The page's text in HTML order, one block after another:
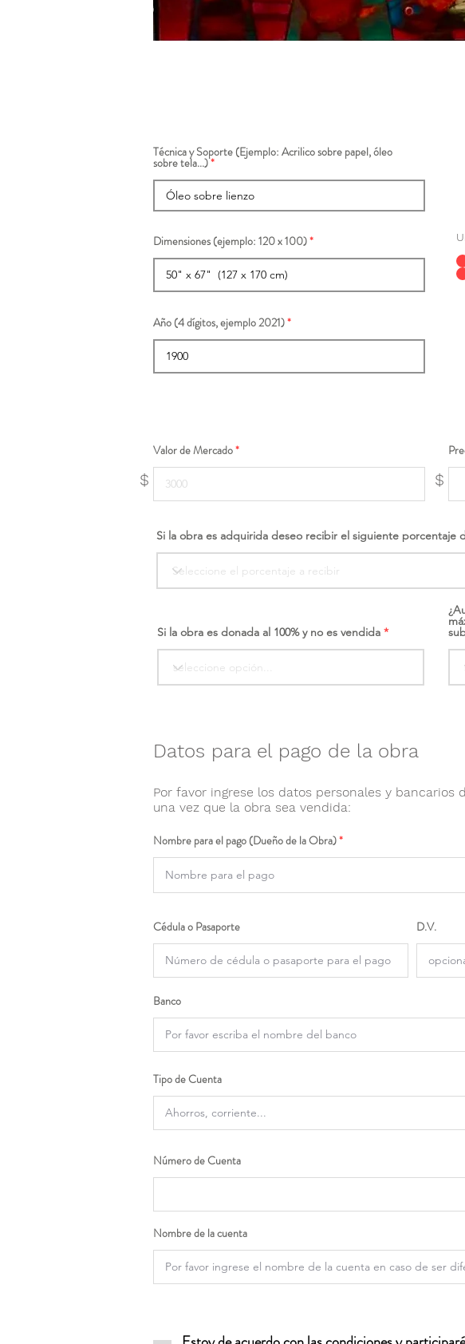
Técnica y Soporte (Ejemplo: Acrilico sobre papel, óleo
sobre tela...)
Dimensiones (ejemplo: 120 x 100)
Año (4 dígitos, ejemplo 2021)
$
Valor de Mercado
$
Si la obra es adquirida deseo recibir el siguiente porcentaje
Si la obra es donada al 100% y no es vendida
Datos para el pago de la obra
Por favor ingrese los datos personales y bancarios
una vez que la obra sea vendida:
Nombre para el pago (Dueño de la Obra)
Cédula o Pasaporte D.V.
Banco
Tipo de Cuenta
Número de Cuenta
Nombre de la cuenta